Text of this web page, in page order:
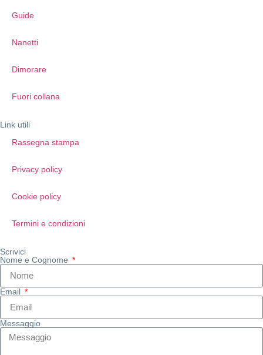
Guide
Nanetti
Dimorare
Fuori collana
Link utili
Rassegna stampa
Privacy policy
Cookie policy
Termini e condizioni
Scrivici
Nome e Cognome
Email
Messaggio